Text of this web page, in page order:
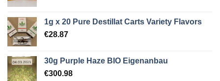
1g x 20 Pure Destillat Carts Variety Flavors
€28.87
30g Purple Haze BIO Eigenanbau
€300.98